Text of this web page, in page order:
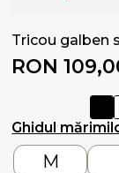
Tricou galben
RON
Ghidul
M